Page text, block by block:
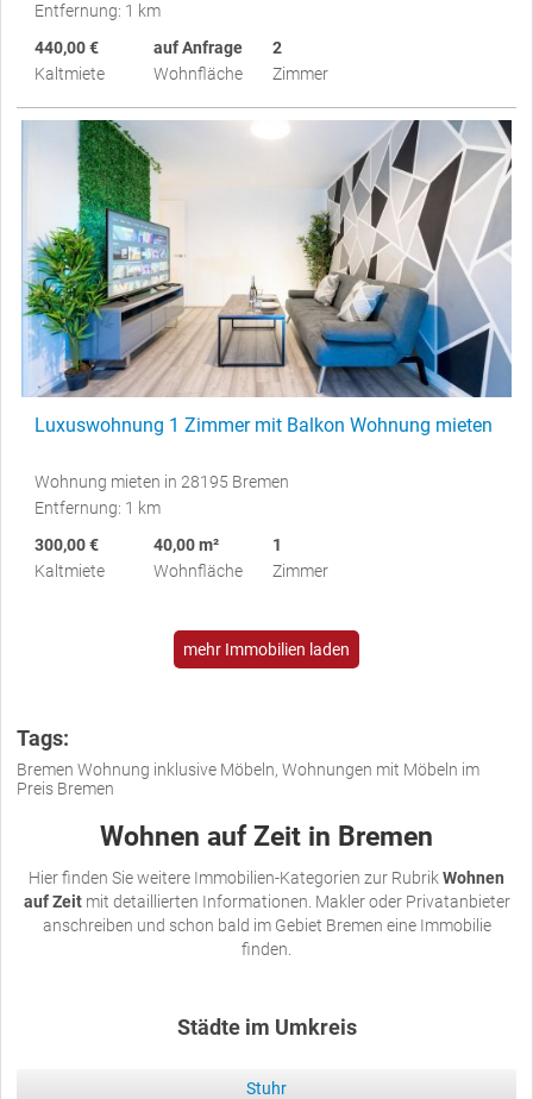
Entfernung: 1 km
440,00 €
Kaltmiete
auf Anfrage
Wohnfläche
2
Zimmer
Luxuswohnung 1 Zimmer mit Balkon Wohnung mieten
Wohnung mieten in 28195 Bremen
Entfernung: 1 km
300,00 €
Kaltmiete
40,00 m²
Wohnfläche
1
Zimmer
mehr Immobilien laden
Tags:
Bremen Wohnung inklusive Möbeln, Wohnungen mit Möbeln im
Preis Bremen
Wohnen auf Zeit in Bremen
Hier finden Sie weitere Immobilien-Kategorien zur Rubrik Wohnen
auf Zeitmit detaillierten Informationen. Makler oder Privatanbieter
anschreiben und schon bald im Gebiet Bremen eine Immobilie
finden.
Städte im Umkreis
Stuhr